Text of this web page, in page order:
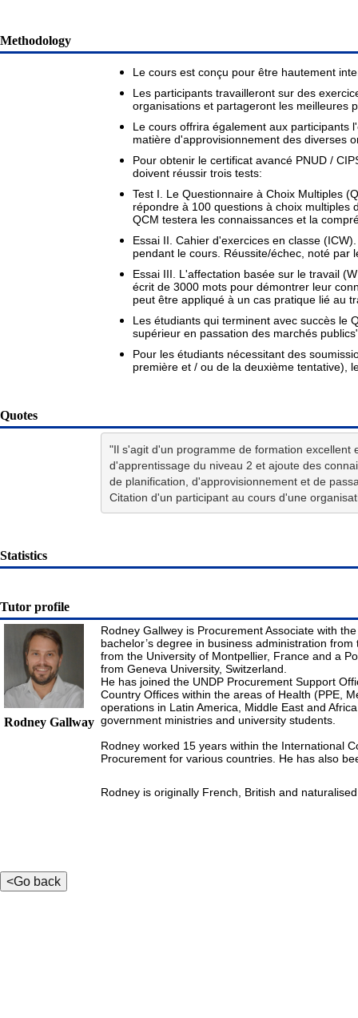
Methodology
Le cours est conçu pour être hautement
Les participants travailleront sur des
organisations et partageront les meilleures
Le cours offrira également aux participants
matière d'approvisionnement des diverses
Pour obtenir le certificat avancé PNUD /
doivent réussir trois tests:
Test I. Le Questionnaire à Choix Multiples
répondre à 100 questions à choix
QCM testera les connaissances et la
Essai II. Cahier d'exercices en classe
pendant le cours. Réussite/échec, noté par
Essai III. L'affectation basée sur le travail
écrit de 3000 mots pour démontrer leur
peut être appliqué à un cas pratique lié au
Les étudiants qui terminent avec succès le
supérieur en passation des marchés
Pour les étudiants nécessitant des
première et / ou de la deuxième tentative),
Quotes
"Il s'agit d'un programme de formation
d'apprentissage du niveau 2 et ajoute des
de planification, d'approvisionnement et de
Citation d'un participant au cours d'une
Statistics
Tutor profile
Rodney Gallway
Rodney Gallwey is Procurement Associate with
bachelor’s degree in business administration
from the University of Montpellier, France and a
from Geneva University, Switzerland.
He has joined the UNDP Procurement Support
Country Offices within the areas of Health (PPE,
operations in Latin America, Middle East and
government ministries and university students.
Rodney worked 15 years within the International
Procurement for various countries. He has also
Rodney is originally French, British and